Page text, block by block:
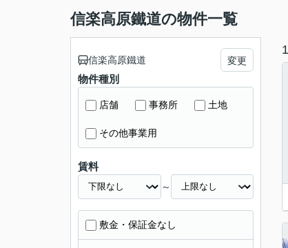
信楽高原鐵道の物件一覧
信楽高原鐵道 変更
物件種別
店舗 事務所 土地
その他事業用
賃料
～
敷金・保証金なし